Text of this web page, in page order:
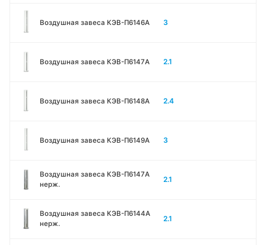
Воздушная завеса КЭВ-П6146A 3
Воздушная завеса КЭВ-П6147A 2.1
Воздушная завеса КЭВ-П6148A 2.4
Воздушная завеса КЭВ-П6149A 3
Воздушная завеса КЭВ-П6147A
нерж.
2.1
Воздушная завеса КЭВ-П6144A
нерж.
2.1